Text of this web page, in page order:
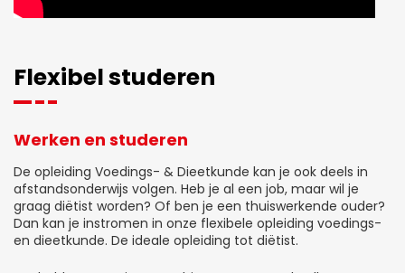
Flexibel studeren
Werken en studeren
De opleiding Voedings- & Dieetkunde kan je ook deels in
afstandsonderwijs volgen. Heb je al een job, maar wil je
graag diëtist worden? Of ben je een thuiswerkende ouder?
Dan kan je instromen in onze flexibele opleiding voedings-
en dieetkunde. De ideale opleiding tot diëtist.